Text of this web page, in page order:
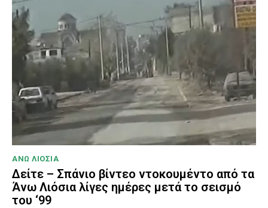
ΑΝΩ ΛΙΟΣΙΑ
Δείτε – Σπάνιο βίντεο ντοκουμέντο από τα
Άνω Λιόσια λίγες ημέρες μετά το σεισμό
του ‘99